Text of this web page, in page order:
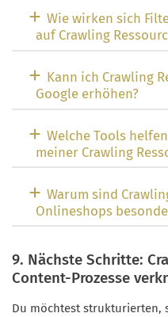
Wie wirken sich
auf Crawling
Kann ich Crawling
Google erhöhen?
Welche Tools
meiner Crawling
Warum sind
Onlineshops
9. Nächste Schritte:
Content-Prozesse
Du möchtest strukturierten,